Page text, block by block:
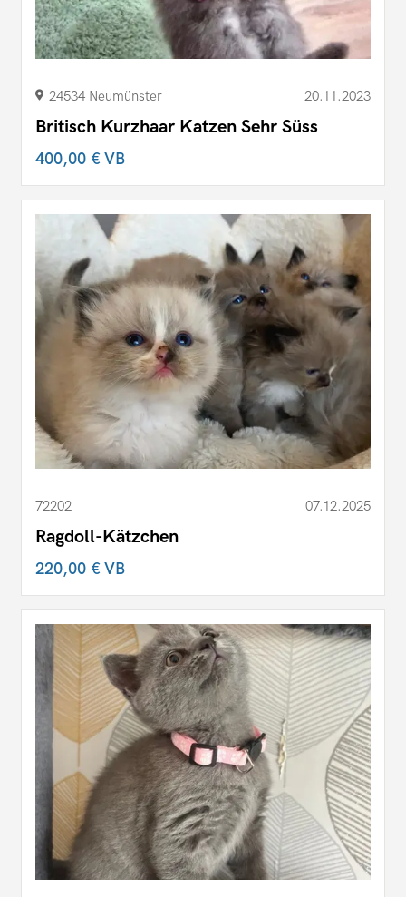
24534 Neumünster 20.11.2023
Britisch Kurzhaar Katzen Sehr Süss
400,00 €VB
72202 07.12.2025
Ragdoll-Kätzchen
220,00 €VB